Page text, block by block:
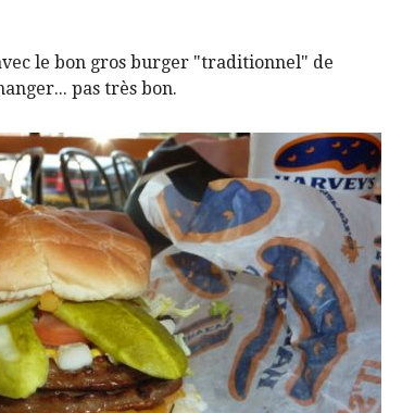
le bon gros burger "traditionnel" de
pas très bon.